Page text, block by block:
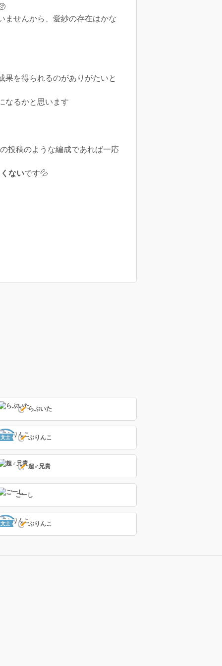
ませんから、愛紗の存在はかな
果を得られるのがありがたいと
なるかと思います
投稿のような編成であれば一応
ないです💦
らぶいた
文士 ぶりんこ
超♂兄貴
ごーし
文士 ぶりんこ